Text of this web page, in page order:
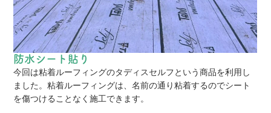
防水シート貼り
今回は粘着ルーフィングのタディスセルフという商品を利用し
ました。粘着ルーフィングは、名前の通り粘着するのでシート
を傷つけることなく施工できます。